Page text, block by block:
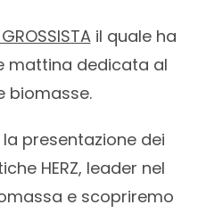
il quale ha
mattina dedicata al
biomasse.
presentazione dei
HERZ, leader nel
e scopriremo